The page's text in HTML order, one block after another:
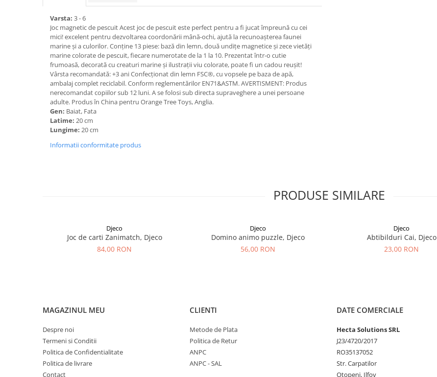
Varsta: 3 - 6
Joc magnetic de pescuit Acest joc de pescuit este perfect pentru a fi jucat împreună cu cei
mici! excelent pentru dezvoltarea coordonării mână-ochi, ajută la recunoașterea faunei
marine și a culorilor. Conține 13 piese: bază din lemn, două undițe magnetice și zece vietăți
marine colorate de pescuit, fiecare numerotate de la 1 la 10. Prezentat într-o cutie
frumoasă, decorată cu creaturi marine și ilustrații viu colorate, poate fi un cadou reușit!
Vârsta recomandată: +3 ani Confecționat din lemn FSC®, cu vopsele pe baza de apă,
ambalaj complet reciclabil. Conform reglementărilor EN71&ASTM. AVERTISMENT: Produs
nerecomandat copiilor sub 12 luni. A se folosi sub directa supraveghere a unei persoane
adulte. Produs în China pentru Orange Tree Toys, Anglia.
Gen: Baiat, Fata
Latime: 20 cm
Lungime: 20 cm
Informatii conformitate produs
PRODUSE SIMILARE
Djeco
Joc de carti Zanimatch, Djeco
84,00 RON
Djeco
Domino animo puzzle, Djeco
56,00 RON
Djeco
Abtibilduri Cai, Djeco
23,00 RON
MAGAZINUL MEU
Despre noi
Termeni si Conditii
Politica de Confidentialitate
Politica de livrare
Contact
CLIENTI
Metode de Plata
Politica de Retur
ANPC
ANPC - SAL
DATE COMERCIALE
Hecta Solutions SRL
J23/4720/2017
RO35137052
Str. Carpatilor
Otopeni, Ilfov